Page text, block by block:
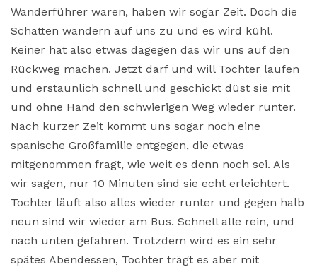
Wanderführer waren, haben wir sogar Zeit. Doch die
Schatten wandern auf uns zu und es wird kühl.
Keiner hat also etwas dagegen das wir uns auf den
Rückweg machen. Jetzt darf und will Tochter laufen
und erstaunlich schnell und geschickt düst sie mit
und ohne Hand den schwierigen Weg wieder runter.
Nach kurzer Zeit kommt uns sogar noch eine
spanische Großfamilie entgegen, die etwas
mitgenommen fragt, wie weit es denn noch sei. Als
wir sagen, nur 10 Minuten sind sie echt erleichtert.
Tochter läuft also alles wieder runter und gegen halb
neun sind wir wieder am Bus. Schnell alle rein, und
nach unten gefahren. Trotzdem wird es ein sehr
spätes Abendessen, Tochter trägt es aber mit